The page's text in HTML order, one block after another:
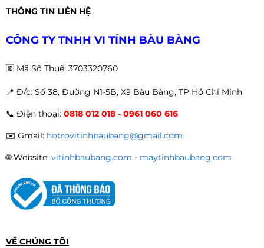
THÔNG TIN LIÊN HỆ
CÔNG TY TNHH VI TÍNH BÀU BÀNG
🆔 Mã Số Thuế: 3703320760
📍 Đ/c: Số 38, Đường N1-5B, Xã Bàu Bàng, TP Hồ Chí Minh
📞 Điện thoại: 0818 012 018 - 0961 060 616
✉️ Gmail: hotrovitinhbaubang@gmail.com
🌐Website: vitinhbaubang.com - maytinhbaubang.com
VỀ CHÚNG TÔI